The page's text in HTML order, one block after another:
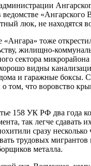
администрации
люк, не
тоже
жилищно-
сектора
видны
и гаражные боксы.
том, что воровство
158 УК РФ два
так легче
сразу
трудовых
металла.